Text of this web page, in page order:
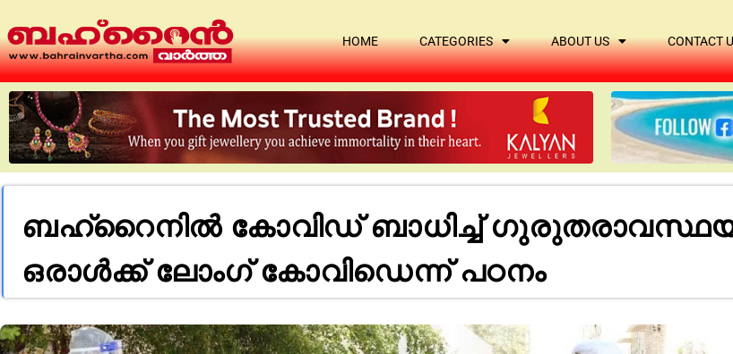
HOME CATEGORIES ABOUT US CONTACT
ബഹ്റൈനില്‍ കോവിഡ് ബാധിച്ച്
ഒരാള്‍ക്ക് ലോംഗ് കോവിഡെന്ന് പഠനം